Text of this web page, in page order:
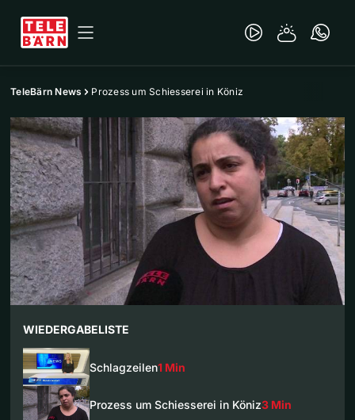
TeleBärn News Prozess um Schiesserei in Köniz
WIEDERGABELISTE
Schlagzeilen1 Min
Prozess um Schiesserei in Köniz3 Min